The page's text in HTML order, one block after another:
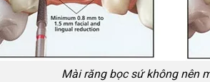
Mài răng bọc sứ không nên